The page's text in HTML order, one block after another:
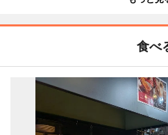
食べ